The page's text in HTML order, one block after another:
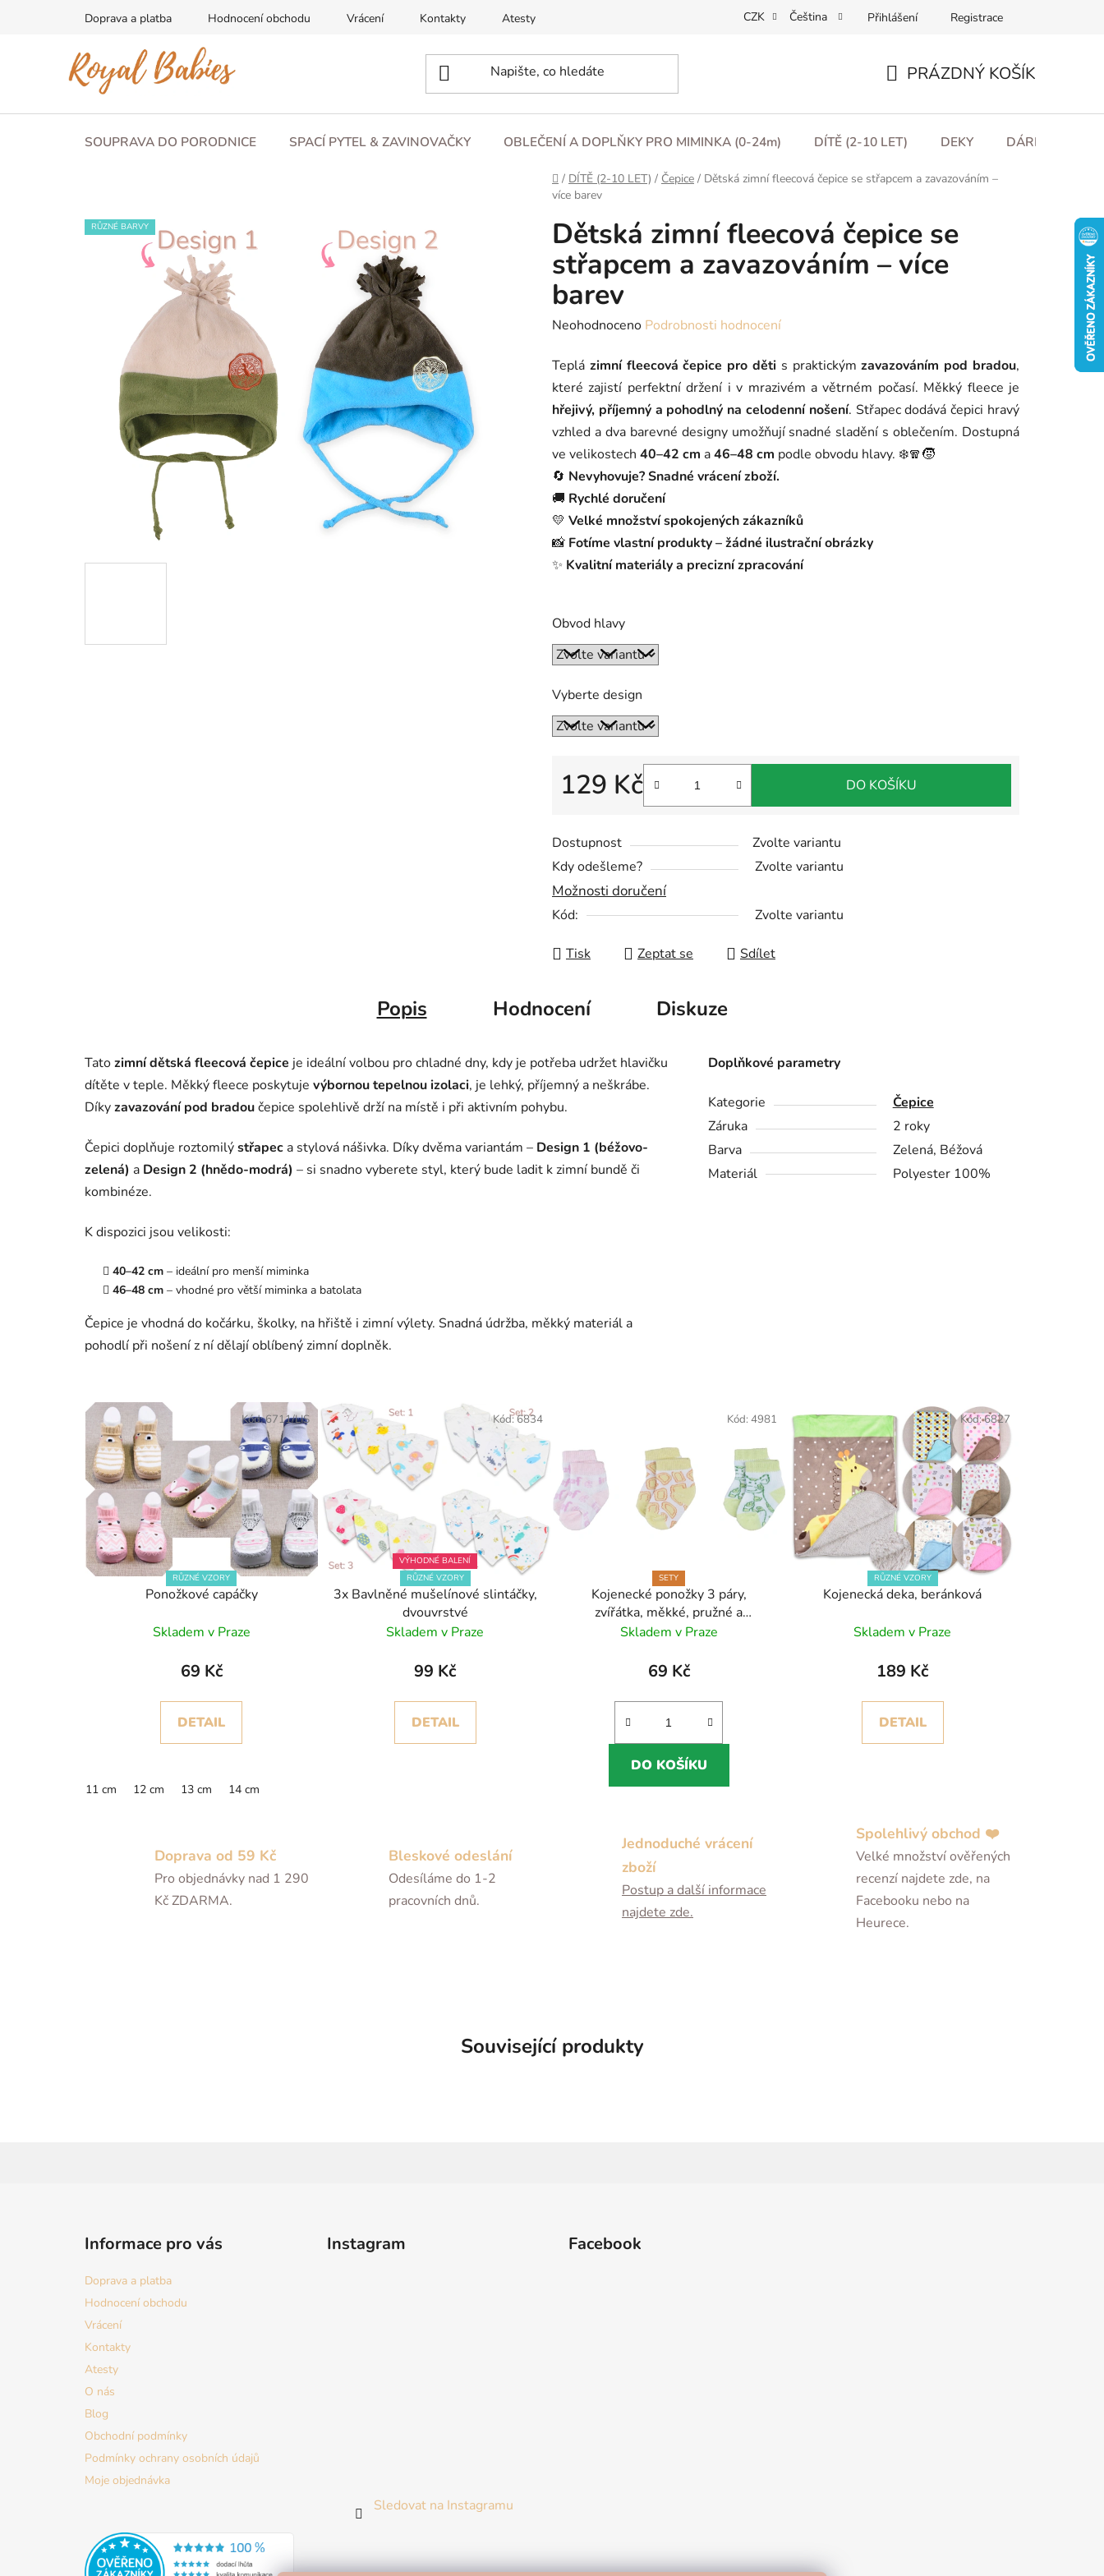
Doprava a platba Hodnocení obchodu Vrácení Kontakty Atesty Obchodní podmínky Podmínky ochrany osobních údajů
CZK Čeština Přihlášení Registrace
KOŠÍK
PRÁZDNÝ KOŠÍK
SOUPRAVA DO PORODNICE SPACÍ PYTEL & ZAVINOVAČKY OBLEČENÍ A DOPLŇKY PRO MIMINKA (0-24m) DÍTĚ (2-10 LET) DEKY DÁRKOVÉ
Domů
/ DÍTĚ (2-10 LET) / Čepice / Dětská zimní fleecová čepice se střapcem a zavazováním –
více barev
Dětská zimní fleecová čepice se
střapcem a zavazováním – více
barev
Průměrné
produktu
je
0,0
z
5
hvězdiček.
Neohodnoceno Podrobnosti hodnocení
Teplá zimní fleecová čepice pro děti s praktickýmzavazováním pod bradou,
které zajistí perfektní držení i v mrazivém a větrném počasí. Měkký fleece je
hřejivý, příjemný a pohodlný na celodenní nošení. Střapec dodává čepici hravý
vzhled a dva barevné designy umožňují snadné sladění s oblečením. Dostupná
ve velikostech 40–42 cm a46–48 cm podle obvodu hlavy. ❄️🧣🧒
🔄 Nevyhovuje? Snadné vrácení zboží.
🚚 Rychlé doručení
💛 Velké množství spokojených zákazníků
📸 Fotíme vlastní produkty – žádné ilustrační obrázky
✨ Kvalitní materiály a precizní zpracování
Obvod hlavy
Vyberte design
Dostupnost
Zvolte variantu
Kdy odešleme?
Zvolte variantu
Možnosti doručení
Kód: Zvolte variantu
129 Kč DO KOŠÍKU
Tisk Zeptat se Sdílet
RŮZNÉ BARVY
Doprava od 59 Kč
Pro objednávky nad 1 290
Kč ZDARMA.
Bleskové odeslání
Odesíláme do 1-2
pracovních dnů.
Jednoduché vrácení
zboží
Postup a další informace
najdete zde.
Spolehlivý obchod ❤️
Velké množství ověřených
recenzí najdete zde, na
Facebooku nebo na
Heurece.
Popis Hodnocení Diskuze
Tatozimní dětská fleecová čepice je ideální volbou pro chladné dny, kdy je potřeba udržet hlavičku
dítěte v teple. Měkký fleece poskytuje výbornou tepelnou izolaci, je lehký, příjemný a neškrábe.
Díkyzavazování pod bradoučepice spolehlivě drží na místě i při aktivním pohybu.
Čepici doplňuje roztomilýstřapec a stylová nášivka. Díky dvěma variantám – Design 1 (béžovo-
zelená) a Design 2 (hnědo-modrá) – si snadno vyberete styl, který bude ladit k zimní bundě či
kombinéze.
K dispozici jsou velikosti:
40–42 cm – ideální pro menší miminka
46–48 cm – vhodné pro větší miminka a batolata
Čepice je vhodná do kočárku, školky, na hřiště i zimní výlety. Snadná údržba, měkký materiál a
pohodlí při nošení z ní dělají oblíbený zimní doplněk.
Doplňkové parametry
Kategorie
Čepice
Záruka
2 roky
Barva
Zelená, Béžová
Materiál
Polyester 100%
Související produkty
RŮZNÉ VZORY
Ponožkové capáčky
Skladem v Praze
69 Kč
DETAIL
11 cm 12 cm 13 cm 14 cm
Kód:6711/LIS
VÝHODNÉ BALENÍ
RŮZNÉ VZORY
3x Bavlněné mušelínové slintáčky,
dvouvrstvé
Skladem v Praze
99 Kč
DETAIL
Kód:6834
SETY
Kojenecké ponožky 3 páry,
zvířátka, měkké, pružné a
pohodlné (0–9 měsíců)
Skladem v Praze
69 Kč
DO KOŠÍKU
Kód: 4981
RŮZNÉ VZORY
Kojenecká deka, beránková
Skladem v Praze
189 Kč
DETAIL
Kód:6827
Informace pro vás
Doprava a platba
Hodnocení obchodu
Vrácení
Kontakty
Atesty
O nás
Blog
Obchodní podmínky
Podmínky ochrany osobních údajů
Moje objednávka
Instagram
Sledovat na Instagramu
Facebook